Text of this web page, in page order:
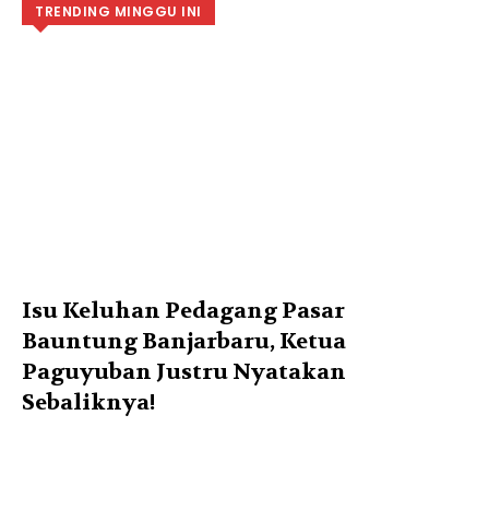
TRENDING MINGGU INI
Isu Keluhan Pedagang Pasar
Bauntung Banjarbaru, Ketua
Paguyuban Justru Nyatakan
Sebaliknya!